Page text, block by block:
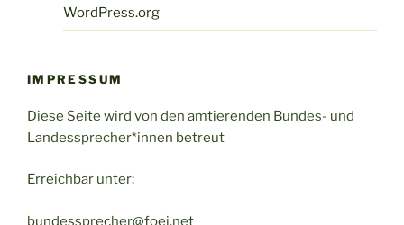
WordPress.org
IMPRESSUM
Diese Seite wird von den amtierenden Bundes- und
Landessprecher*innen betreut
Erreichbar unter:
bundessprecher@foej.net